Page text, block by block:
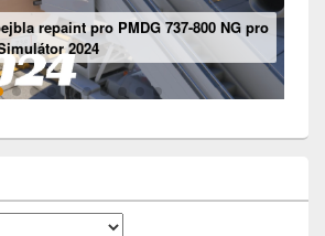
repaint pro PMDG 737-800 NG pro
2024
Boeing 737 – „Motorový“ panel
pro PMDG 737-800 NG pro Microsoft
Flight Simulátor 2024